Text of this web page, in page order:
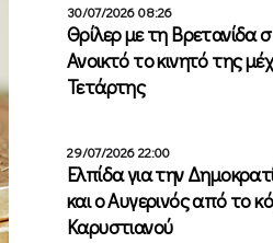
30/07/2026 08:26
Θρίλερ με τη Βρετανίδα
Ανοικτό το κινητό της
Τετάρτης
29/07/2026 22:00
Ελπίδα για την
και ο Αυγερινός από το
Καρυστιανού